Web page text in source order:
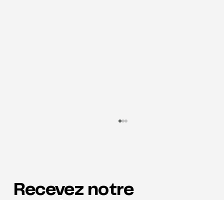
Recevez notre